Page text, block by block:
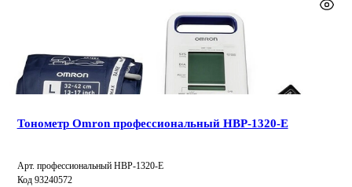
Тонометр Omron профессиональный HBP-1320-E
Арт. профессиональный HBP-1320-E
Код 93240572